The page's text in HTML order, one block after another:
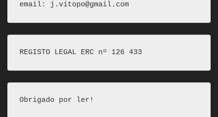
email: j.vitopo@gmail.com
REGISTO LEGAL ERC nº 126 433
Obrigado por ler!